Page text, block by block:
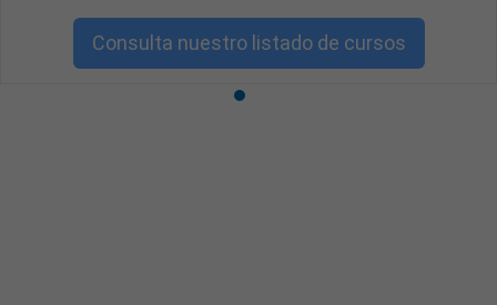
Consulta nuestro listado de cursos